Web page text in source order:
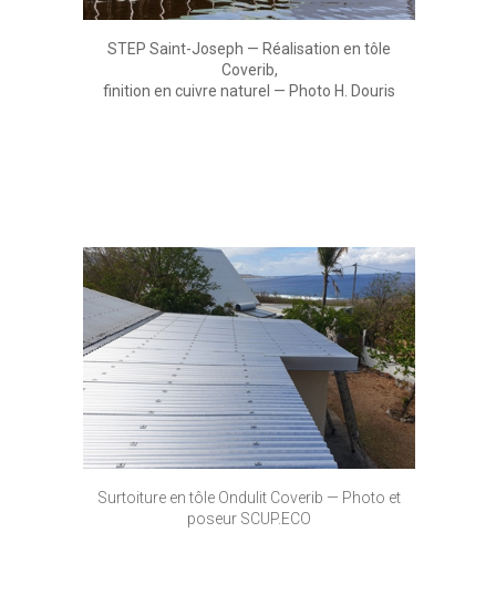
STEP Saint-Joseph — Réalisation en tôle
Coverib,
finition en cuivre naturel — Photo H. Douris
Surtoiture en tôle Ondulit Coverib — Photo et
poseur SCUP.ECO